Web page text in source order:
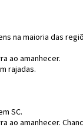
na maioria das
ao amanhecer.
rajadas.
SC.
ao amanhecer.